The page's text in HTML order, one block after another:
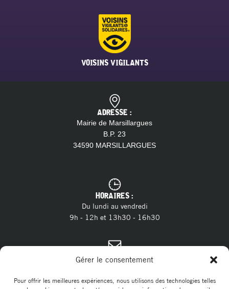
Gérer le consentement
Pour offrir les meilleures expériences, nous utilisons des technologies telles
VOISINS VIGILANTS
ADRESSE :
Mairie de Marsillargues
B.P. 23
34590 MARSILLARGUES
HORAIRES :
Du lundi au vendredi
9h - 12h et 13h30 - 16h30
CONTACT :
E-mail :contact@marsillargues.fr